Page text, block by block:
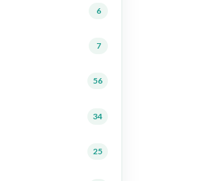
6
7
56
34
25